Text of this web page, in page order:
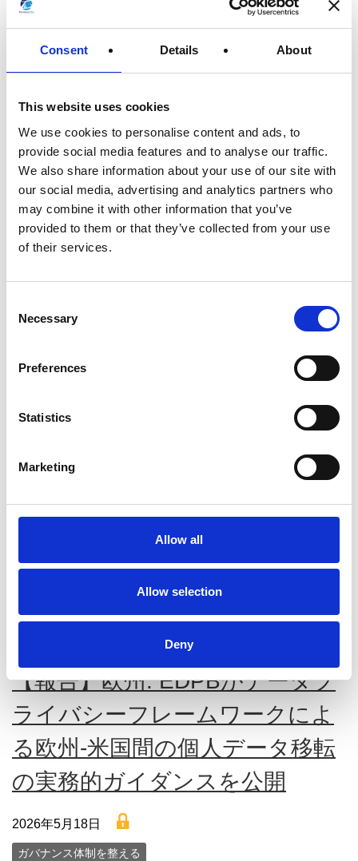
Consent Details About
This website uses cookies
We use cookies to personalise content and ads, to
provide social media features and to analyse our traffic.
We also share information about your use of our site with
our social media, advertising and analytics partners who
may combine it with other information that you’ve
provided to them or that they’ve collected from your use
of their services.
Necessary
Preferences
Statistics
Marketing
Allow all
Allow selection
Deny
【報告】フランス：CNILがe-
mailのトラッキングについて適
法化のガイダンスを公開
2026年5月21日 lock
有用情報 ガバナンス体制を整える
個人データ台帳の保守、データ移転メカニズムの保守
日常業務にデータ・プライバシーの考え方を統合する
従業員トレーニングとプライバシーについての認知活動を実施
プライバシー・ノーティスを実情に合ったものとする
日常業務でのデータの取扱いとルール遵守を監視する
2026年4月21日 電子メール内のトラッキングピクセル
は、依頼されたサービスの提供に厳密に必要な場合を除
意を得た場合にのみ使用しなければならない。同意は、メ
ールアドレ […]
【報告】欧州: EDPBがデータプ
ライバシーフレームワークによ
る欧州‐米国間の個人データ移転
の実務的ガイダンスを公開
2026年5月18日 lock
ガバナンス体制を整える